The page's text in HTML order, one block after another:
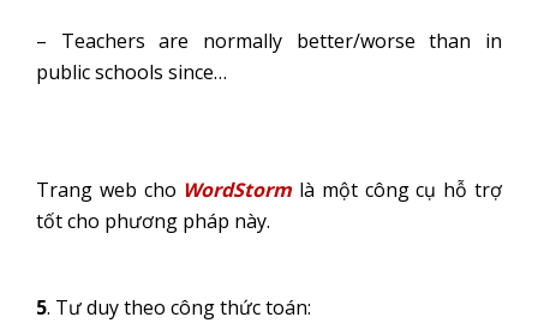
– Teachers are normally better/worse than in
public schools since…
Trang web cho WordStorm là một công cụ hỗ trợ
tốt cho phương pháp này.
5. Tư duy theo công thức toán: